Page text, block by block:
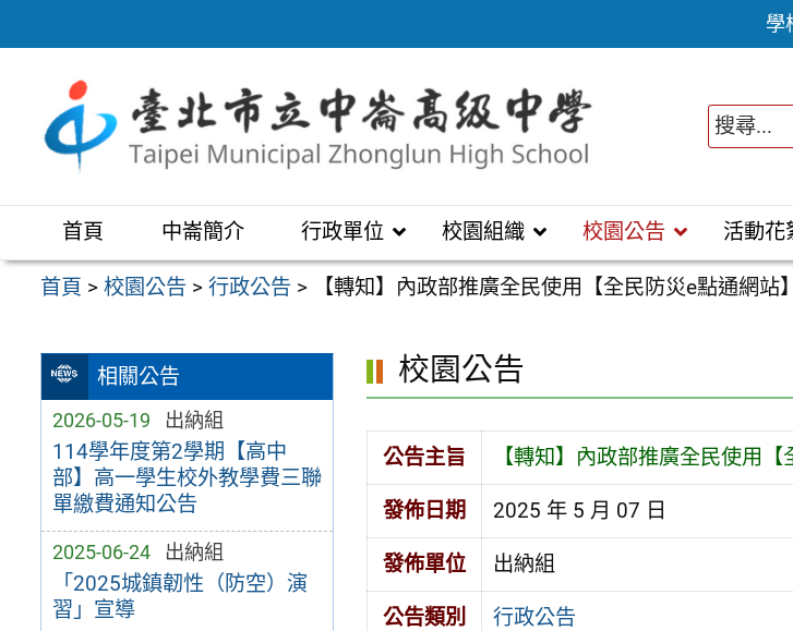
至
區
學
首頁 中崙簡介 行政單位 校園組織 校園公告 活動花
首頁 >校園公告 >行政公告 > 【轉知】內政部推廣全民使用【全民防災e點通網站
相關公告
2026-05-19 出納組
114學年度第2學期【高中
部】高一學生校外教學費三聯
單繳費通知公告
2025-06-24 出納組
「2025城鎮韌性（防空）演
習」宣導
校園公告
公告主旨 【轉知】內政部推廣全民使用
發佈日期 2025 年 5 月 07 日
發佈單位 出納組
公告類別 行政公告